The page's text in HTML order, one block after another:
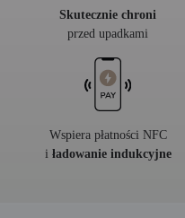
Skutecznie chroni
przed upadkami
Wspiera płatności NFC
i ładowanie indukcyjne